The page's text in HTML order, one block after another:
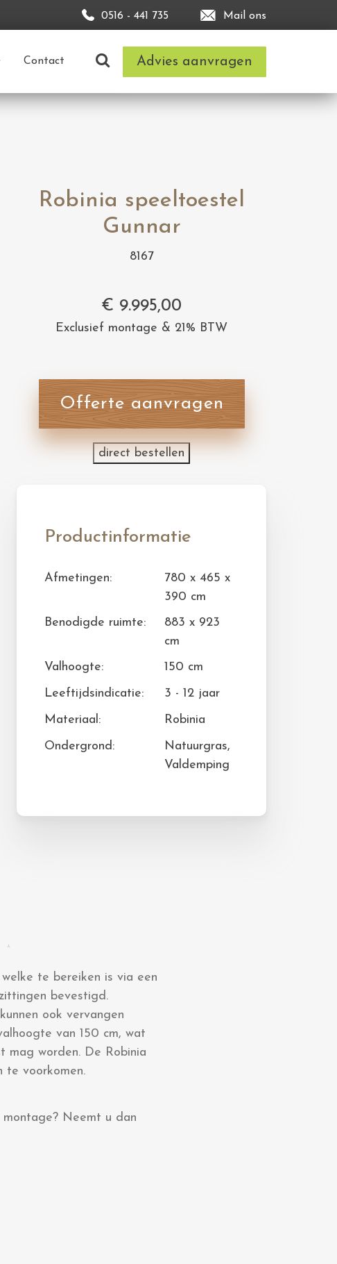
0516 - 441 735 Mail ons
Contact Advies aanvragen
Robinia speeltoestel
Gunnar
8167
€ 9.995,00
Exclusief montage & 21% BTW
Offerte aanvragen
direct bestellen
Productinformatie
Afmetingen:
780 x 465 x
390 cm
Benodigde ruimte:
883 x 923
cm
Valhoogte:
150 cm
Leeftijdsindicatie:
3 - 12 jaar
Materiaal:
Robinia
Ondergrond:
Natuurgras,
Valdemping
te bereiken is via een
bevestigd.
ook vervangen
van 150 cm, wat
mag worden. De Robinia
te voorkomen.
montage? Neemt u dan